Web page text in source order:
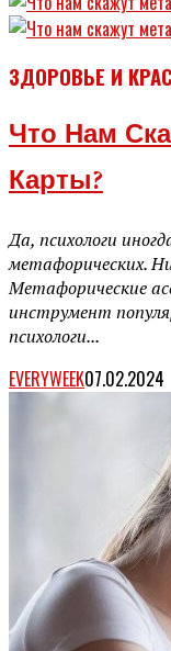
ЗДОРОВЬЕ И
Что Нам
Карты?
Да, психологи
метафорических.
Метафорические
инструмент
психологи...
EVERYWEEK07.02.2024